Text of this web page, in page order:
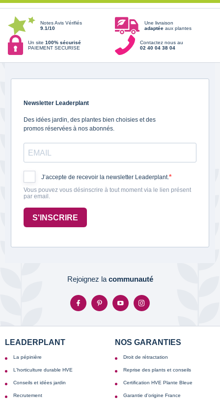
Notes Avis Vérifiés
9.1/10
Une livraison
adaptée aux plantes
Un site 100% sécurisé
PAIEMENT SECURISE
Contactez nous au
02 40 04 38 04
Newsletter Leaderplant
Des idées jardin, des plantes bien choisies et des
promos réservées à nos abonnés.
J’accepte de recevoir la newsletter Leaderplant.
Vous pouvez vous désinscrire à tout moment via le lien présent
par email.
S'INSCRIRE
Rejoignez la communauté
LEADERPLANT
La pépinière
L'horticulture durable HVE
Conseils et idées jardin
Recrutement
NOS GARANTIES
Droit de rétractation
Reprise des plants et conseils
Certification HVE Plante Bleue
Garantie d'origine France